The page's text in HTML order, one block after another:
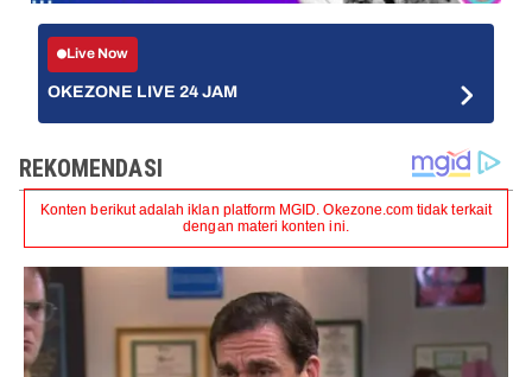
Live Now
OKEZONE LIVE 24 JAM